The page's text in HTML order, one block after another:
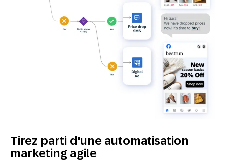
Tirez parti d'une automatisation
marketing agile